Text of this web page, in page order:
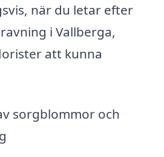
när du letar efter
i Vallberga,
att kunna
sorgblommor och